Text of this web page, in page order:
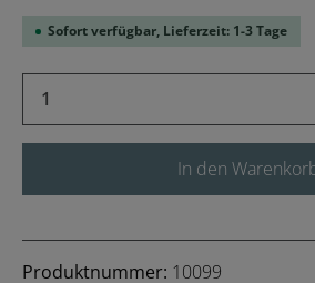
Sofort verfügbar, Lieferzeit: 1-3 Tage
Produkt Anzahl: Gib den
In den
Produktnummer: 10099